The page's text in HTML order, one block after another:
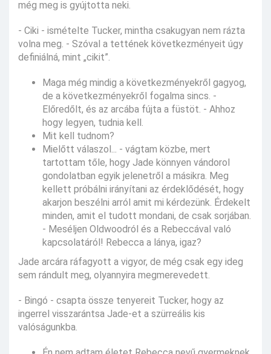
még meg is gyújtotta neki.
- Ciki - ismételte Tucker, mintha csakugyan nem rázta
volna meg. - Szóval a tettének következményeit úgy
definiálná, mint „cikit”.
Maga még mindig a következményekről gagyog,
de a következményekről fogalma sincs. -
Előredőlt, és az arcába fújta a füstöt. - Ahhoz
hogy legyen, tudnia kell.
Mit kell tudnom?
Mielőtt válaszol... - vágtam közbe, mert
tartottam tőle, hogy Jade könnyen vándorol
gondolatban egyik jelenetről a másikra. Meg
kellett próbálni irányítani az érdeklődését, hogy
akarjon beszélni arról amit mi kérdezünk. Érdekelt
minden, amit el tudott mondani, de csak sorjában.
- Meséljen Oldwoodról és a Rebeccával való
kapcsolatáról! Rebecca a lánya, igaz?
Jade arcára ráfagyott a vigyor, de még csak egy ideg
sem rándult meg, olyannyira megmerevedett.
- Bingó - csapta össze tenyereit Tucker, hogy az
ingerrel visszarántsa Jade-et a szürreális kis
valóságunkba.